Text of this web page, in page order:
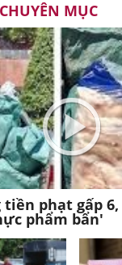
MỤC
phạt gấp
phẩm bẩn'